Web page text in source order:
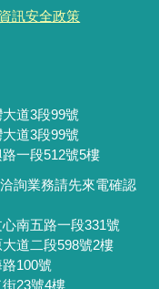
資訊安全政策
道3段99號
道3段99號
一段512號5樓
詢業務請先來電確認
南五路一段331號
道二段598號2樓
100號
23號4樓